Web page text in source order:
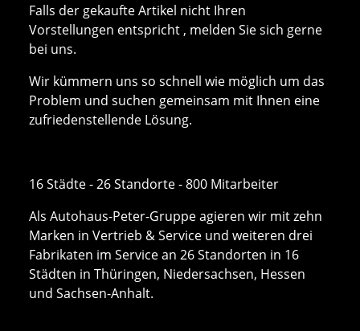
Falls der gekaufte Artikel nicht Ihren
Vorstellungen entspricht , melden Sie sich gerne
bei uns.
Wir kümmern uns so schnell wie möglich um das
Problem und suchen gemeinsam mit Ihnen eine
zufriedenstellende Lösung.
16 Städte - 26 Standorte - 800 Mitarbeiter
Als Autohaus-Peter-Gruppe agieren wir mit zehn
Marken in Vertrieb & Service und weiteren drei
Fabrikaten im Service an 26 Standorten in 16
Städten in Thüringen, Niedersachsen, Hessen
und Sachsen-Anhalt.